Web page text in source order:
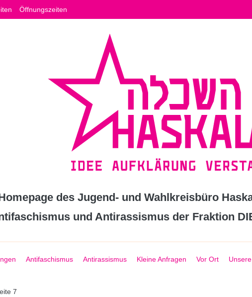
Öffnungszeiten
des Jugend- und Wahlkreisbüro
und Antirassismus der Fraktion
Antifaschismus Antirassismus Kleine Anfragen Vor Ort
7